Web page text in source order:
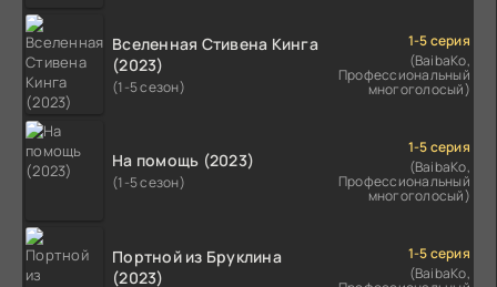
Вселенная Стивена Кинга
(2023)
(1-5 сезон)
1-5 серия
(BaibaKo,
Профессиональный
многоголосый)
На помощь (2023)
(1-5 сезон)
1-5 серия
(BaibaKo,
Профессиональный
многоголосый)
Портной из Бруклина
(2023)
1-5 серия
(BaibaKo,